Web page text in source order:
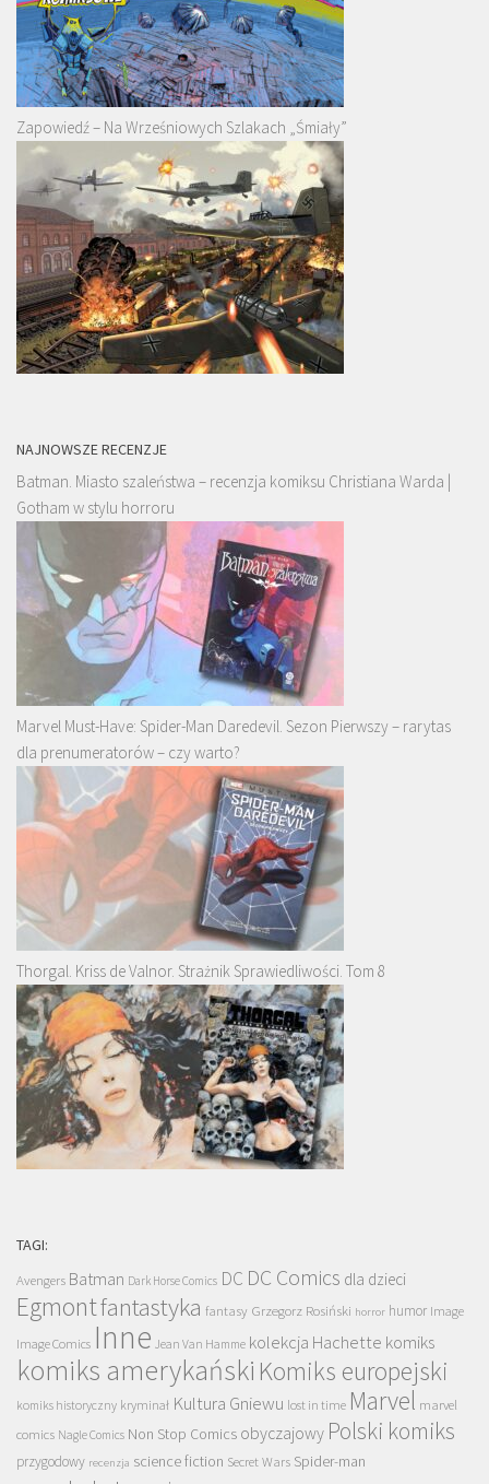
Zapowiedź – Na Wrześniowych Szlakach „Śmiały”
NAJNOWSZE RECENZJE
Batman. Miasto szaleństwa – recenzja komiksu Christiana Warda |
Gotham w stylu horroru
Marvel Must-Have: Spider-Man Daredevil. Sezon Pierwszy – rarytas
dla prenumeratorów – czy warto?
Thorgal. Kriss de Valnor. Strażnik Sprawiedliwości. Tom 8
TAGI:
Avengers Batman Dark Horse Comics DC DC Comics dla dzieci
Egmontfantastyka fantasy Grzegorz Rosiński horror humor Image
Image Comics Inne Jean Van Hamme kolekcja Hachette komiks
komiks amerykański Komiks europejski
komiks historyczny kryminał Kultura Gniewu lost in time Marvel marvel
comics Nagle Comics Non Stop Comics obyczajowy Polski komiks
przygodowy recenzja science fiction Secret Wars Spider-man